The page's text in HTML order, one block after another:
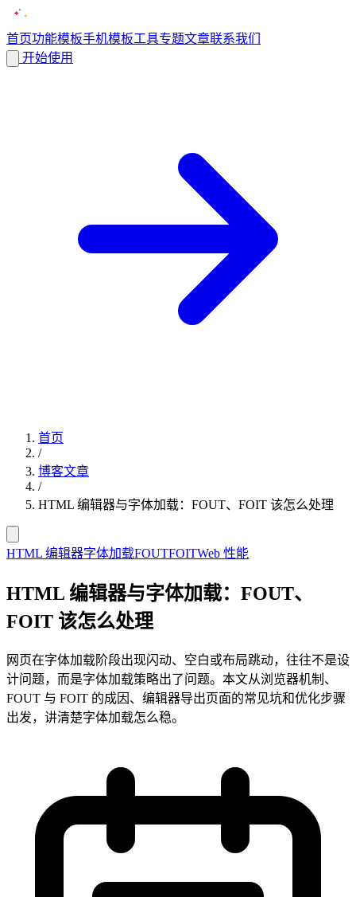
首页功能模板手机模板工具专题文章联系我们
开始使用
首页
/
博客文章
/
HTML 编辑器与字体加载：FOUT、FOIT 该怎么处理
HTML 编辑器字体加载FOUTFOITWeb 性能
HTML 编辑器与字体加载：FOUT、
FOIT 该怎么处理
网页在字体加载阶段出现闪动、空白或布局跳动，往往不是设
计问题，而是字体加载策略出了问题。本文从浏览器机制、
FOUT 与 FOIT 的成因、编辑器导出页面的常见坑和优化步骤
出发，讲清楚字体加载怎么稳。